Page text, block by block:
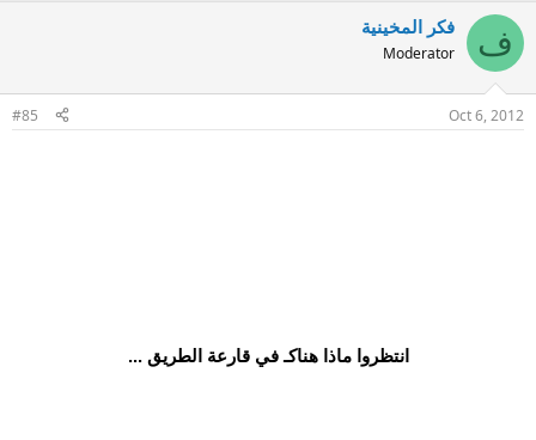
ف فكر المخينية
Moderator
Oct 6, 2012
#85
انتظروا ماذا هناكـ في قارعة الطريق ...